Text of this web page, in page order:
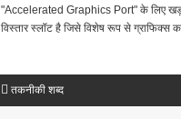
"Accelerated Graphics Port" के लिए
विस्तार स्लॉट है जिसे विशेष रूप से ग्राफिक्स
तकनीकी शब्द